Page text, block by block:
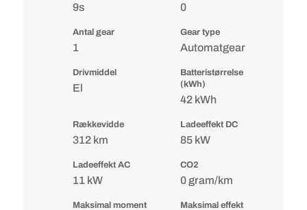
9s 0
Antal gear
1
Gear type
Automatgear
Drivmiddel
El
Batteristørrelse
(kWh)
42 kWh
Rækkevidde
312 km
Ladeeffekt DC
85 kW
Ladeeffekt AC
11 kW
CO2
0 gram/km
Maksimal moment Maksimal effekt